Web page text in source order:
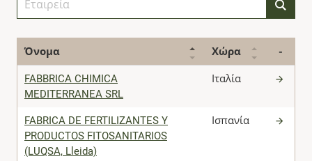
Όνομα Χώρα -
FABBRICA CHIMICA
MEDITERRANEA SRL
Ιταλία
FABRICA DE FERTILIZANTES Y
PRODUCTOS FITOSANITARIOS
(LUQSA, Lleida)
Ισπανία